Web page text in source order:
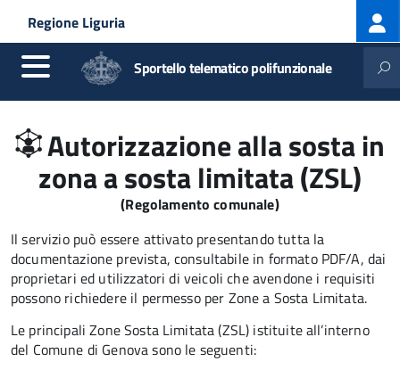
Salta al contenuto principale
Skip to site navigation
Regione Liguria
Sportello telematico polifunzionale
Autorizzazione alla sosta in
zona a sosta limitata (ZSL)
(Regolamento comunale)
Il servizio può essere attivato presentando tutta la
documentazione prevista, consultabile in formato PDF/A, dai
proprietari ed utilizzatori di veicoli che avendone i requisiti
possono richiedere il permesso per Zone a Sosta Limitata.
Le principali Zone Sosta Limitata(ZSL) istituite all’interno
del Comune di Genova sono le seguenti: